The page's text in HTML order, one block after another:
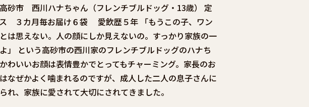
砂市 西川ハナちゃん（フレンチブルドッグ・13歳） 定
３カ月毎お届け６袋 愛飲歴５年 「もうこの子、ワン
は思えない。人の顔にしか見えないの。すっかり家族の一
」 という高砂市の西川家のフレンチブルドッグのハナち
わいいお顔は表情豊かでとってもチャーミング。家長のお
なぜかよく噛まれるのですが、成人した二人の息子さんに
れ、家族に愛されて大切にされてきました。